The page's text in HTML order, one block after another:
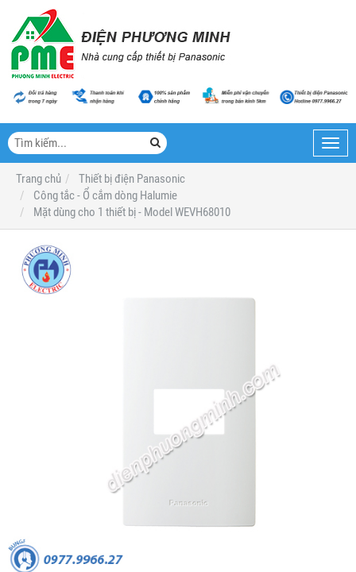
Trang chủ
Thiết bị điện Panasonic
Công tắc - Ổ cắm dòng Halumie
Mặt dùng cho 1 thiết bị - Model WEVH68010